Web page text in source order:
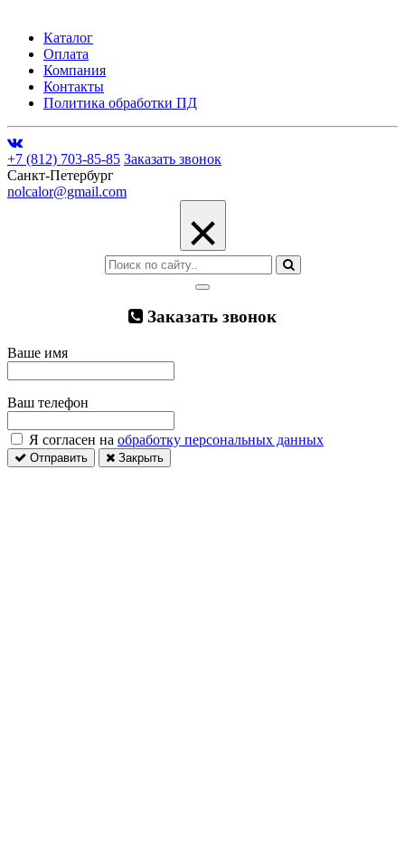
Каталог
Оплата
Компания
Контакты
Политика обработки ПД
+7 (812) 703-85-85 Заказать звонок
Санкт-Петербург
nolcalor@gmail.com
×
Заказать звонок
Ваше имя
Ваш телефон
Я согласен на обработку персональных данных
Отправить Закрыть